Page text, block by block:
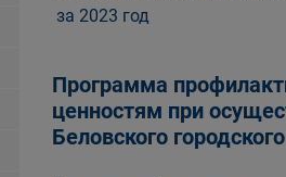
за 2023 год
Программа
ценностям при
Беловского